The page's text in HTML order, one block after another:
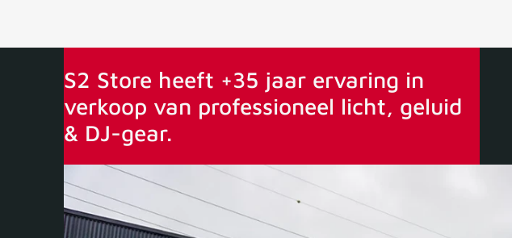
Echte winkel +35 jaar ervaring Vanaf 75€ gratis verstuurd
S2 Store heeft +35 jaar ervaring in
verkoop van professioneel licht, geluid
& DJ-gear.